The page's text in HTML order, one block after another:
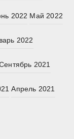
2022 Май 2022
2022
2021
Апрель 2021